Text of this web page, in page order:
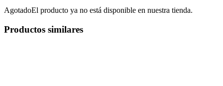
AgotadoEl producto ya no está disponible en nuestra tienda.
Productos similares